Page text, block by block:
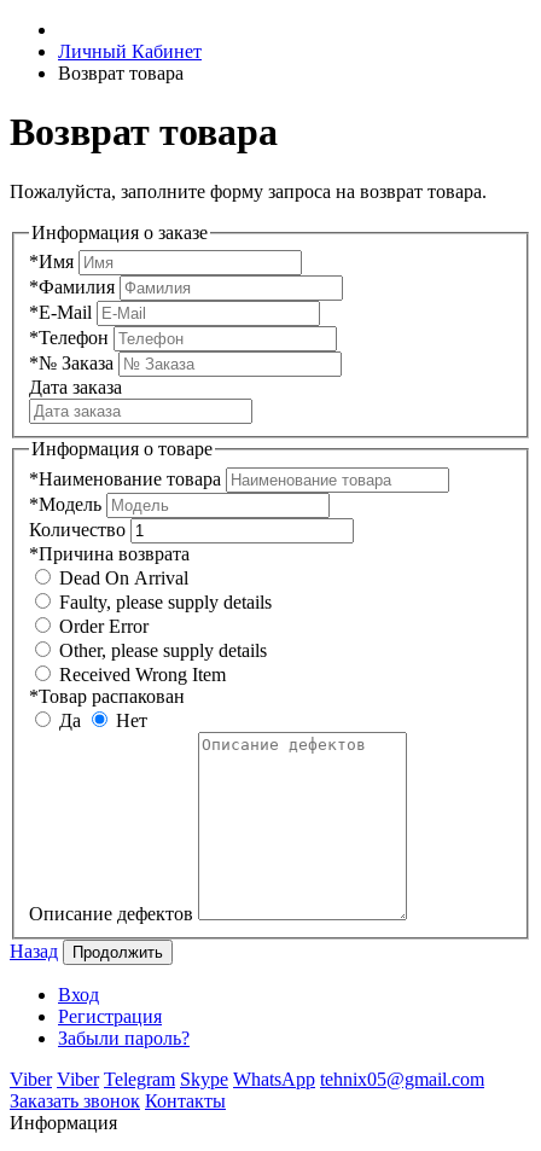
Личный Кабинет
Возврат товара
Возврат товара
Пожалуйста, заполните форму запроса на возврат товара.
Информация о заказе
*Имя
*Фамилия
*E-Mail
*Телефон
*№ Заказа
Дата заказа
Информация о товаре
*Наименование товара
*Модель
Количество
*Причина возврата
Dead On Arrival
Faulty, please supply details
Order Error
Other, please supply details
Received Wrong Item
*Товар распакован
Да
Нет
Описание дефектов
Назад
Вход
Регистрация
Забыли пароль?
Viber Viber Telegram Skype WhatsApp tehnix05@gmail.com
Заказать звонок Контакты
Информация